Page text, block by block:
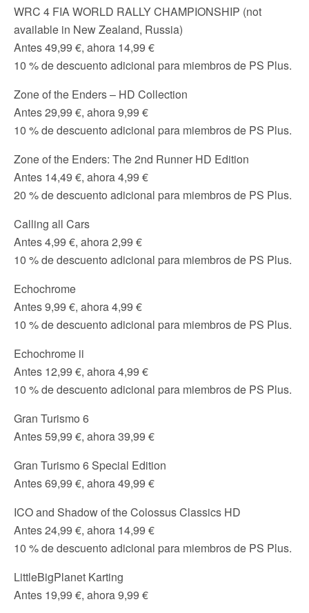
WRC 4 FIA WORLD RALLY CHAMPIONSHIP (not
available in New Zealand, Russia)
Antes 49,99 €, ahora 14,99 €
10 % de descuento adicional para miembros de PS Plus.
Zone of the Enders – HD Collection
Antes 29,99 €, ahora 9,99 €
10 % de descuento adicional para miembros de PS Plus.
Zone of the Enders: The 2nd Runner HD Edition
Antes 14,49 €, ahora 4,99 €
20 % de descuento adicional para miembros de PS Plus.
Calling all Cars
Antes 4,99 €, ahora 2,99 €
10 % de descuento adicional para miembros de PS Plus.
Echochrome
Antes 9,99 €, ahora 4,99 €
10 % de descuento adicional para miembros de PS Plus.
Echochrome ii
Antes 12,99 €, ahora 4,99 €
10 % de descuento adicional para miembros de PS Plus.
Gran Turismo 6
Antes 59,99 €, ahora 39,99 €
Gran Turismo 6 Special Edition
Antes 69,99 €, ahora 49,99 €
ICO and Shadow of the Colossus Classics HD
Antes 24,99 €, ahora 14,99 €
10 % de descuento adicional para miembros de PS Plus.
LittleBigPlanet Karting
Antes 19,99 €, ahora 9,99 €